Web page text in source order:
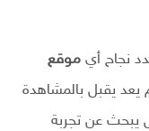
نجاح أي موقع
يعد يقبل بالمشاهدة
يبحث عن تجربة